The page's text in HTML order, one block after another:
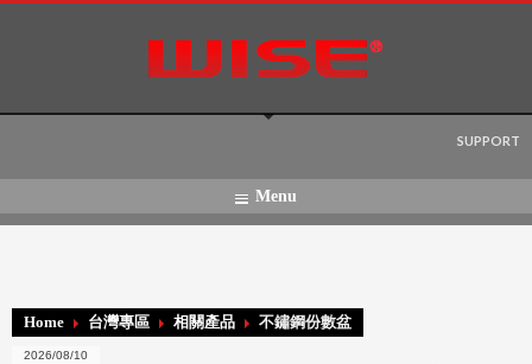
SUPPORT
Menu
Home 台灣專區 相關產品 不鏽鋼份數盆
2026/08/10